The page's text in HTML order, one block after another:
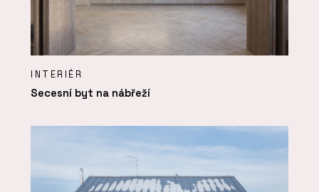
INTERIÉR
Secesní byt na nábřeží